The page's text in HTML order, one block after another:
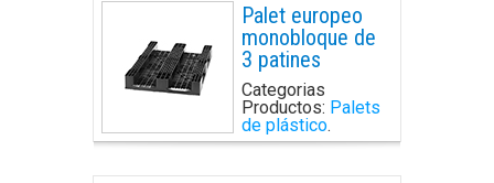
Palet europeo
monobloque de
3 patines
Categorias
Productos: Palets
de plástico.